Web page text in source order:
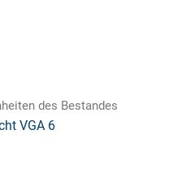
des Bestandes
VGA 6